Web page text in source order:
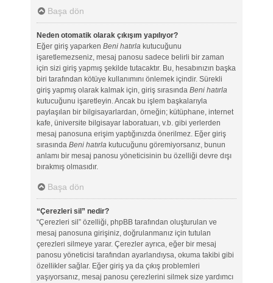
Başa dön
Neden otomatik olarak çıkışım yapılıyor?
Eğer giriş yaparken Beni hatırlakutucuğunu
işaretlemezseniz, mesaj panosu sadece belirli bir zaman
için sizi giriş yapmış şekilde tutacaktır. Bu, hesabınızın başka
biri tarafından kötüye kullanımını önlemek içindir. Sürekli
giriş yapmış olarak kalmak için, giriş sırasında Beni hatırla
kutucuğunu işaretleyin. Ancak bu işlem başkalarıyla
paylaşılan bir bilgisayarlardan, örneğin; kütüphane, internet
kafe, üniversite bilgisayar laboratuarı, v.b. gibi yerlerden
mesaj panosuna erişim yaptığınızda önerilmez. Eğer giriş
sırasında Beni hatırlakutucuğunu göremiyorsanız, bunun
anlamı bir mesaj panosu yöneticisinin bu özelliği devre dışı
bırakmış olmasıdır.
Başa dön
“Çerezleri sil” nedir?
“Çerezleri sil” özelliği, phpBB tarafından oluşturulan ve
mesaj panosuna girişiniz, doğrulanmanız için tutulan
çerezleri silmeye yarar. Çerezler ayrıca, eğer bir mesaj
panosu yöneticisi tarafından ayarlandıysa, okuma takibi gibi
özellikler sağlar. Eğer giriş ya da çıkış problemleri
yaşıyorsanız, mesaj panosu çerezlerini silmek size yardımcı